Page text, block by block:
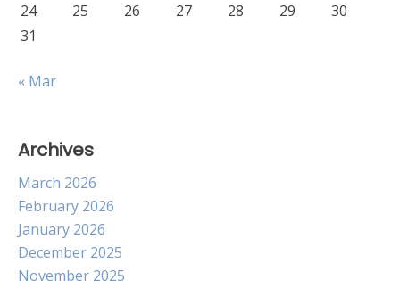
24
25 26 27 28 29
30
31
« Mar
Archives
March 2026
February 2026
January 2026
December 2025
November 2025